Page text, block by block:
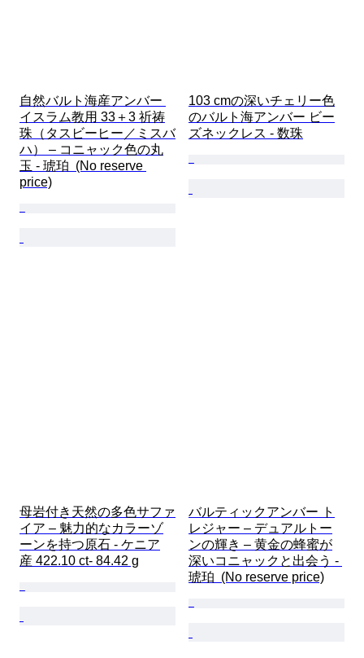
自然バルト海産アンバー
イスラム教用 33＋3 祈祷
珠（タスビーヒー／ミスバ
ハ） – コニャック色の丸
玉 - 琥珀  (No reserve
price)
103 cmの深いチェリー色
のバルト海アンバー ビー
ズネックレス - 数珠
母岩付き天然の多色サファ
イア – 魅力的なカラーゾ
ーンを持つ原石 - ケニア
産 422.10 ct- 84.42 g
バルティックアンバー ト
レジャー – デュアルトー
ンの輝き – 黄金の蜂蜜が
深いコニャックと出会う -
琥珀  (No reserve price)